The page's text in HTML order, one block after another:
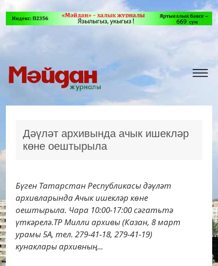
Дәүләт архивында ачык ишекләр
көне оештырыла
Бүген Татарстан Республикасы дәүләт
архивларында Ачык ишекләр көне
оештырыла. Чара 10:00-17:00 сәгатьтә
үткәрелә.ТР Милли архивы (Казан, 8 март
урамы 5А, тел. 279-41-18, 279-41-19)
кунаклары архивның...